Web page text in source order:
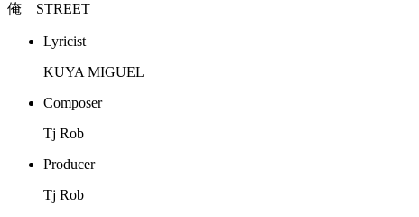
俺 STREET
Lyricist
KUYA MIGUEL
Composer
Tj Rob
Producer
Tj Rob